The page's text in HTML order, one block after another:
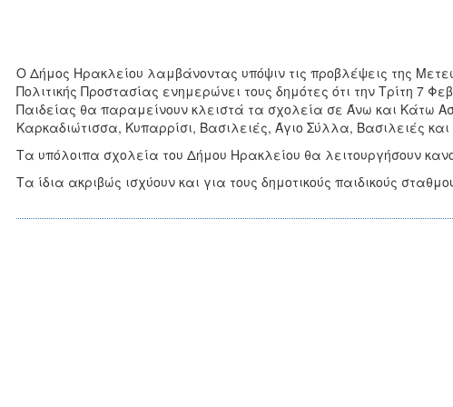
Ο Δήμος Ηρακλείου λαμβάνοντας υπόψιν τις προβλέψεις της
Πολιτικής Προστασίας ενημερώνει τους δημότες ότι την Τρίτη 7
Παιδείας θα παραμείνουν κλειστά τα σχολεία σε Άνω και Κάτω
Καρκαδιώτισσα, Κυπαρρίσι, Βασιλειές, Άγιο Σύλλα, Βασιλειές
Τα υπόλοιπα σχολεία του Δήμου Ηρακλείου θα λειτουργήσουν
Τα ίδια ακριβώς ισχύουν και για τους δημοτικούς παιδικούς